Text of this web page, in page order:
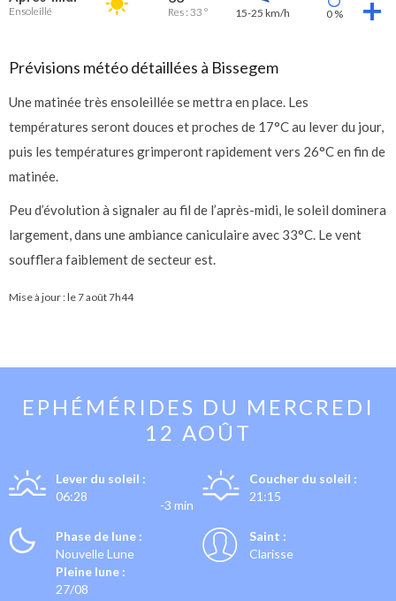
Ensoleillé Res : 33 ° 15-25 km/h 0 %
Prévisions météo détaillées à Bissegem
Une matinée très ensoleillée se mettra en place. Les
températures seront douces et proches de 17°C au lever du jour,
puis les températures grimperont rapidement vers 26°C en fin de
matinée.
Peu d’évolution à signaler au fil de l’après-midi, le soleil dominera
largement, dans une ambiance caniculaire avec 33°C. Le vent
soufflera faiblement de secteur est.
Mise à jour : le7 août 7h44
EPHÉMÉRIDES DU MERCREDI
12 AOÛT
Lever du soleil :
06:28
-3 min
Coucher du soleil :
21:15
Phase de lune :
Nouvelle Lune
Pleine lune :
27/08
Saint :
Clarisse